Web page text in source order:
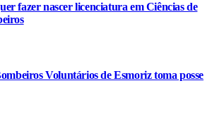
fazer nascer licenciatura em Ciências de
Voluntários de Esmoriz toma posse